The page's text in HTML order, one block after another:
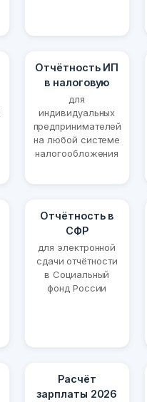
Отчётность ИП
в налоговую
для
индивидуальных
предпринимателей
на любой системе
налогообложения
Отчётность в
СФР
для электронной
сдачи отчётности
в Социальный
фонд России
Расчёт
зарплаты 2026